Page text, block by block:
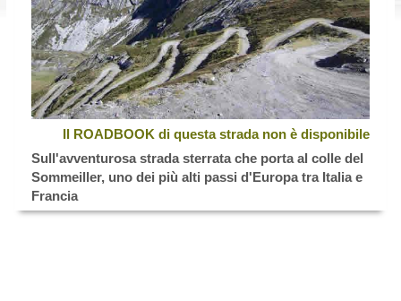
Il ROADBOOK di questa strada non è disponibile
Sull'avventurosa strada sterrata che porta al colle del
Sommeiller, uno dei più alti passi d'Europa tra Italia e
Francia